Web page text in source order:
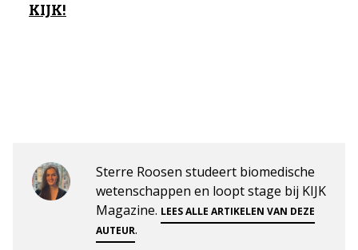
KIJK!
Sterre Roosen studeert biomedische
wetenschappen en loopt stage bij KIJK
Magazine. LEES ALLE ARTIKELEN VAN DEZE
AUTEUR.